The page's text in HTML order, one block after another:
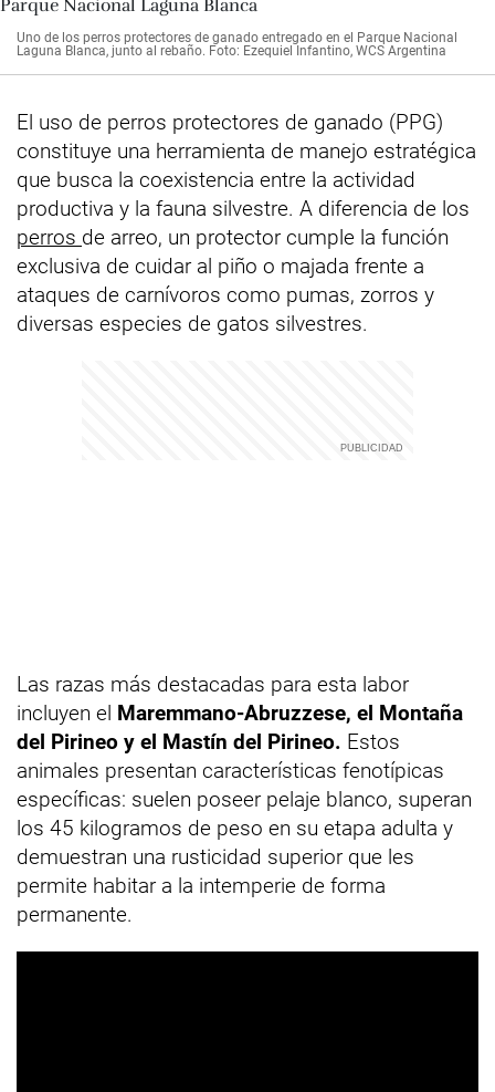
Uno de los perros protectores de ganado entregado en el Parque Nacional
Laguna Blanca, junto al rebaño. Foto: Ezequiel Infantino, WCS Argentina
El uso de perros protectores de ganado (PPG)
constituye una herramienta de manejo estratégica
que busca la coexistencia entre la actividad
productiva y la fauna silvestre. A diferencia de los
perros de arreo, un protector cumple la función
exclusiva de cuidar al piño o majada frente a
ataques de carnívoros como pumas, zorros y
diversas especies de gatos silvestres.
Las razas más destacadas para esta labor
incluyen el Maremmano-Abruzzese, el Montaña
del Pirineo y el Mastín del Pirineo. Estos
animales presentan características fenotípicas
específicas: suelen poseer pelaje blanco, superan
los 45 kilogramos de peso en su etapa adulta y
demuestran una rusticidad superior que les
permite habitar a la intemperie de forma
permanente.